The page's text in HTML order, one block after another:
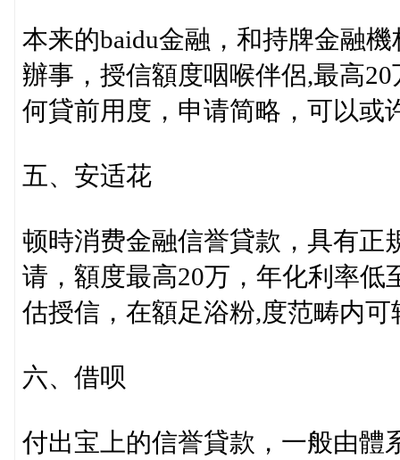
本来的baidu金融，和持牌金融
辦事，授信額度咽喉伴侶,最高
何貸前用度，申请简略，可以或
五、安适花
顿時消费金融信誉貸款，具有正
请，額度最高20万，年化利率低
估授信，在額足浴粉,度范畴内可
六、借呗
付出宝上的信誉貸款，一般由體